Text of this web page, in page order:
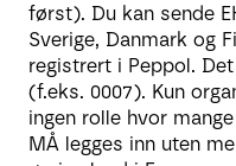
først). Du kan sende
Sverige, Danmark og
registrert i Peppol.
(f.eks. 0007). Kun
ingen rolle hvor
MÅ legges inn uten